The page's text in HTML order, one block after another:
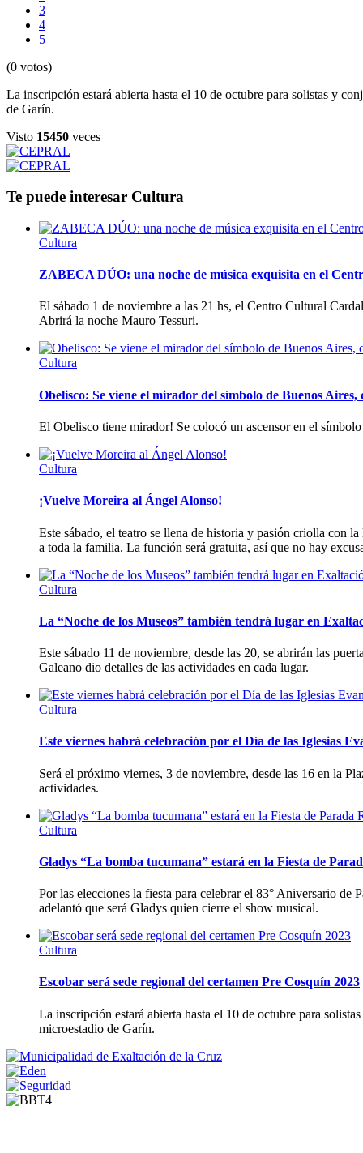
3
4
5
(0 votos)
La inscripción estará abierta hasta el 10 de octubre para solistas y
de Garín.
Visto 15450 veces
Te puede interesar Cultura
Cultura
ZABECA DÚO: una noche de música exquisita en el
El sábado 1 de noviembre a las 21 hs, el Centro Cultural
Abrirá la noche Mauro Tessuri.
Cultura
Obelisco: Se viene el mirador del símbolo de Buenos Aires,
El Obelisco tiene mirador! Se colocó un ascensor en el
Cultura
¡Vuelve Moreira al Ángel Alonso!
Este sábado, el teatro se llena de historia y pasión criolla con
a toda la familia. La función será gratuita, así que no hay
Cultura
La “Noche de los Museos” también tendrá lugar en
Este sábado 11 de noviembre, desde las 20, se abrirán las
Galeano dio detalles de las actividades en cada lugar.
Cultura
Este viernes habrá celebración por el Día de las Iglesias
Será el próximo viernes, 3 de noviembre, desde las 16 en la
actividades.
Cultura
Gladys “La bomba tucumana” estará en la Fiesta de
Por las elecciones la fiesta para celebrar el 83° Aniversario de
adelantó que será Gladys quien cierre el show musical.
Cultura
Escobar será sede regional del certamen Pre Cosquín 2023
La inscripción estará abierta hasta el 10 de octubre para
microestadio de Garín.